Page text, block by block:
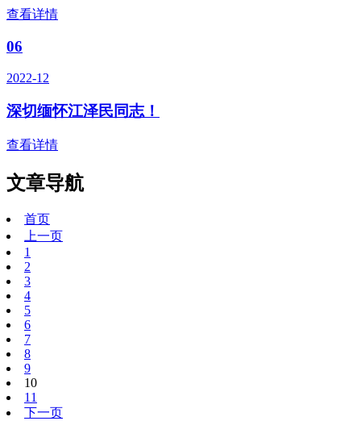
查看详情
06
2022-12
深切缅怀江泽民同志！
查看详情
文章导航
首页
上一页
1
2
3
4
5
6
7
8
9
10
11
下一页